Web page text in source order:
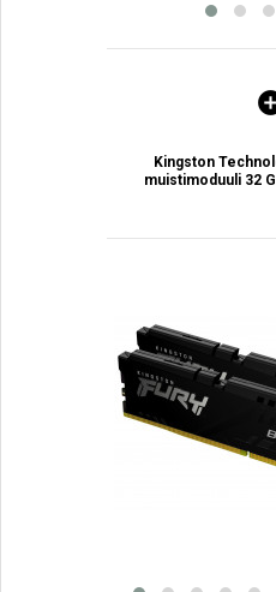
Kingston
muistimoduuli 32